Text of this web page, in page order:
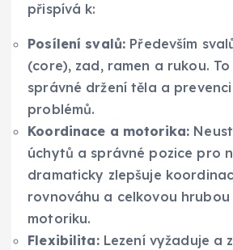
přispívá k:
Posílení svalů: Především
(core), zad, ramen a rukou.
správné držení těla a
problémů.
Koordinace a motorika:
úchytů a správné pozice pro
dramaticky zlepšuje
rovnováhu a celkovou hrubou
motoriku.
Flexibilita:Lezení vyžaduje a